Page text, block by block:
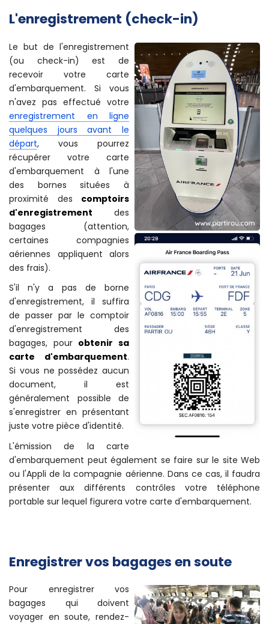
L'enregistrement (check-in)
Le but de l'enregistrement
(ou check-in) est de
recevoir votre carte
d'embarquement. Si vous
n'avez pas effectué votre
enregistrement en ligne
quelques jours avant le
départ, vous pourrez
récupérer votre carte
d'embarquement à l'une
des bornes situées à
proximité des comptoirs
d'enregistrement des
bagages (attention,
certaines compagnies
aériennes appliquent alors
des frais).
S'il n'y a pas de borne
d'enregistrement, il suffira
de passer par le comptoir
d'enregistrement des
bagages, pour obtenir sa
carte d'embarquement.
Si vous ne possédez aucun
document, il est
généralement possible de
s'enregistrer en présentant
juste votre pièce d'identité.
L'émission de la carte
d'embarquement peut également se faire sur le site Web
ou l'Appli de la compagnie aérienne. Dans ce cas, il faudra
présenter aux différents contrôles votre téléphone
portable sur lequel figurera votre carte d'embarquement.
Enregistrer vos bagages en soute
Pour enregistrer vos
bagages qui doivent
voyager en soute, rendez-